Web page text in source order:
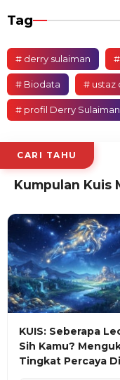
Tag
# derry sulaiman
# Biodata # ustaz
# profil Derry Sulaiman
CARI TAHU
Kumpulan Kuis
KUIS: Seberapa
Sih Kamu?
Tingkat Percaya